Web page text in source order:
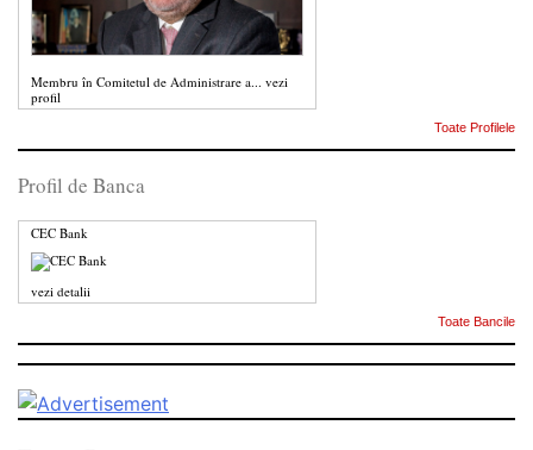
Membru în Comitetul de Administrare a... vezi
profil
Toate Profilele
Profil de Banca
CEC Bank
vezi detalii
Toate Bancile